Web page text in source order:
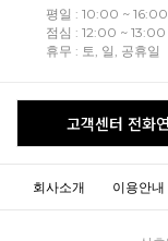
평일 : 10:00 ~ 16:00
점심 : 12:00 ~ 13:00
휴무 : 토, 일, 공휴일
고객센터 전화
회사소개 이용안내